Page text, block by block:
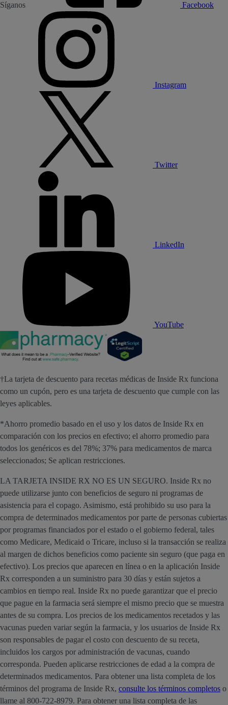
Síganos Facebook
Instagram
Twitter
LinkedIn
YouTube
†La tarjeta de descuento para recetas médicas de Inside Rx funciona
como un cupón, pero es una tarjeta de descuento que cumple con las
leyes aplicables.
*Ahorro promedio basado en el uso y los datos de Inside Rx en
comparación con los precios en efectivo; el ahorro promedio para
todos los genéricos es del 78%; 37% para medicamentos de marca
seleccionados; Se aplican restricciones.
LA TARJETA INSIDE RX NO ES UN SEGURO. Inside Rx no
puede utilizarse junto con beneficios de seguro ni programas de
asistencia para el copago. Asimismo, está prohibido su uso para la
compra de determinados medicamentos por parte de personas cubiertas
por programas financiados por el estado o el gobierno federal, tales
como Medicare, Medicaid o Tricare, incluso si la transacción se realiza
al margen de dichos beneficios como paciente sin seguro (que paga en
efectivo). Los precios que aparecen en línea o en la aplicación Inside
Rx corresponden a un suministro para 30 días y están sujetos a
cambios en tiempo real. Inside Rx no puede garantizar que el precio
que pague en la farmacia será siempre el mismo precio que se muestra
antes de su compra. Los precios de los medicamentos recetados y las
vacunas pueden variar según la farmacia, y los usuarios de Inside Rx
son responsables de pagar el costo con descuento de su receta,
incluidos los cargos por administración de vacunas, cuando
corresponda. Pueden aplicarse restricciones de edad a la compra de
determinados medicamentos. Para obtener una lista completa de los
términos del programa de Inside Rx, consulte los términos completos o
llame al 800-722-8979. Para obtener una lista completa de las